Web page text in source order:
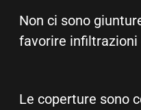
Non ci sono
favorire infiltrazioni
Le coperture sono